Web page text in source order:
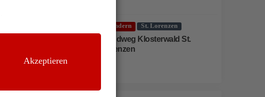
Wandern St. Lorenzen
Rundweg Klosterwald St.
Lorenzen
Akzeptieren